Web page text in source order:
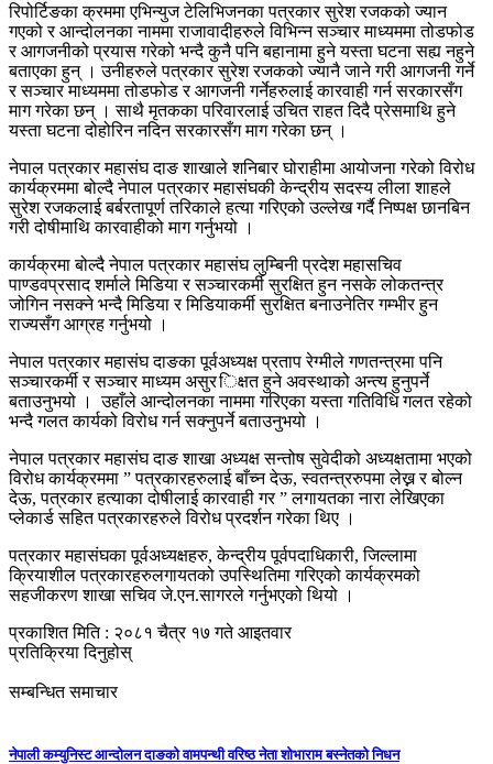
रिपोर्टिङका क्रममा एभिन्युज टेलिभिजनका पत्रकार सुरेश रजकको ज्यान
गएको र आन्दोलनका नाममा राजावादीहरुले विभिन्न सञ्चार माध्यममा तोडफोड
र आगजनीको प्रयास गरेको भन्दै कुनै पनि बहानामा हुने यस्ता घटना सह्य नहुने
बताएका हुन् । उनीहरुले पत्रकार सुरेश रजकको ज्यानै जाने गरी आगजनी गर्ने
र सञ्चार माध्यममा तोडफोड र आगजनी गर्नेहरुलाई कारवाही गर्न सरकारसँग
माग गरेका छन् । साथै मृतकका परिवारलाई उचित राहत दिदै प्रेसमाथि हुने
यस्ता घटना दोहोरिन नदिन सरकारसँग माग गरेका छन् ।
नेपाल पत्रकार महासंघ दाङ शाखाले शनिबार घोराहीमा आयोजना गरेको विरोध
कार्यक्रममा बोल्दै नेपाल पत्रकार महासंघकी केन्द्रीय सदस्य लीला शाहले
सुरेश रजकलाई बर्बरतापूर्ण तरिकाले हत्या गरिएको उल्लेख गर्दै निष्पक्ष छानबिन
गरी दोषीमाथि कारवाहीको माग गर्नुभयो ।
कार्यक्रमा बोल्दै नेपाल पत्रकार महासंघ लुम्बिनी प्रदेश महासचिव
पाण्डवप्रसाद शर्माले मिडिया र सञ्चारकर्मी सुरक्षित हुन नसके लोकतन्त्र
जोगिन नसक्ने भन्दै मिडिया र मिडियाकर्मी सुरक्षित बनाउनेतिर गम्भीर हुन
राज्यसँग आग्रह गर्नुभयो ।
नेपाल पत्रकार महासंघ दाङका पूर्वअध्यक्ष प्रताप रेग्मीले गणतन्त्रमा पनि
सञ्चारकर्मी र सञ्चार माध्यम असुर िक्षत हुने अवस्थाको अन्त्य हुनुपर्ने
बताउनुभयो । उहाँले आन्दोलनका नाममा गरिएका यस्ता गतिविधि गलत रहेको
भन्दै गलत कार्यको विरोध गर्न सक्नुपर्ने बताउनुभयो ।
नेपाल पत्रकार महासंघ दाङ शाखा अध्यक्ष सन्तोष सुवेदीको अध्यक्षतामा भएको
विरोध कार्यक्रममा ” पत्रकारहरुलाई बाँच्न देऊ, स्वतन्त्ररुपमा लेख्न र बोल्न
देऊ, पत्रकार हत्याका दोषीलाई कारवाही गर ” लगायतका नारा लेखिएका
प्लेकार्ड सहित पत्रकारहरुले विरोध प्रदर्शन गरेका थिए ।
पत्रकार महासंघका पूर्वअध्यक्षहरु, केन्द्रीय पूर्वपदाधिकारी, जिल्लामा
क्रियाशील पत्रकारहरुलगायतको उपस्थितिमा गरिएको कार्यक्रमको
सहजीकरण शाखा सचिव जे.एन.सागरले गर्नुभएको थियो ।
प्रकाशित मिति : २०८१ चैत्र १७ गते आइतवार
प्रतिक्रिया दिनुहोस्
सम्बन्धित समाचार
नेपाली कम्युनिस्ट आन्दोलन दाङको वामपन्थी वरिष्ठ नेता शोभाराम बस्नेतको निधन